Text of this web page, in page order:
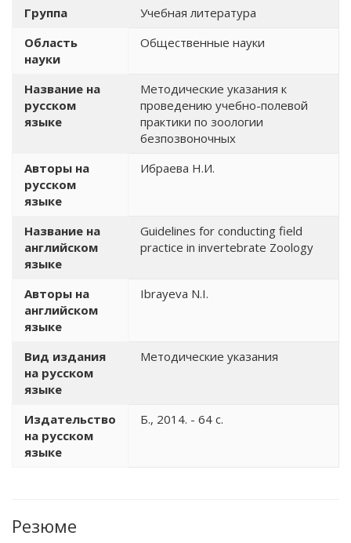
Группа
Учебная литература
Область
науки
Общественные науки
Название на
русском
языке
Методические указания к
проведению учебно-полевой
практики по зоологии
безпозвоночных
Авторы на
русском
языке
Ибраева Н.И.
Название на
английском
языке
Guidelines for conducting field
practice in invertebrate Zoology
Авторы на
английском
языке
Ibrayeva N.I.
Вид издания
на русском
языке
Методические указания
Издательство
на русском
языке
Б., 2014. - 64 с.
Резюме